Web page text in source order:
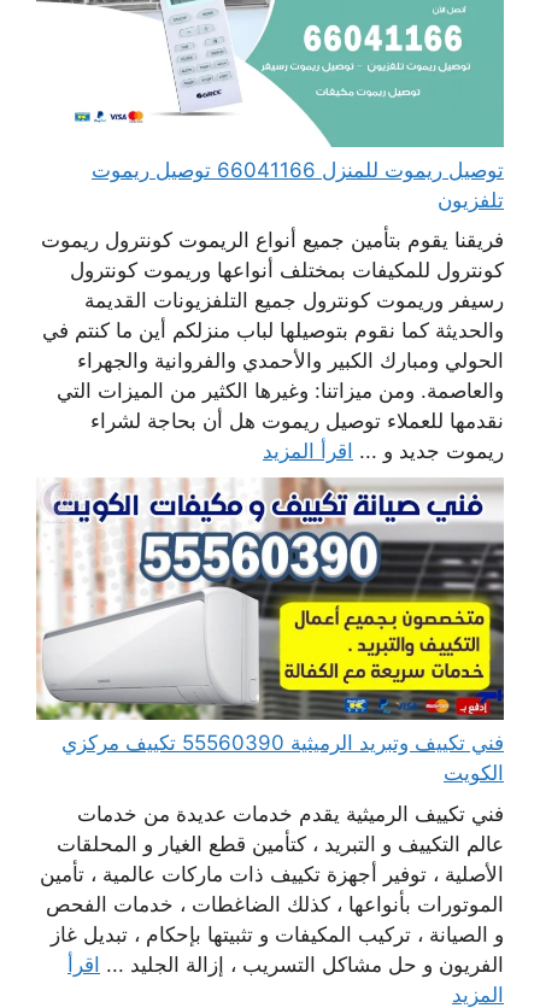
توصيل ريموت للمنزل 66041166 توصيل ريموت
تلفزيون
فريقنا يقوم بتأمين جميع أنواع الريموت كونترول ريموت
كونترول للمكيفات بمختلف أنواعها وريموت كونترول
رسيفر وريموت كونترول جميع التلفزيونات القديمة
والحديثة كما نقوم بتوصيلها لباب منزلكم أين ما كنتم في
الحولي ومبارك الكبير والأحمدي والفروانية والجهراء
والعاصمة. ومن ميزاتنا: وغيرها الكثير من الميزات التي
نقدمها للعملاء توصيل ريموت هل أن بحاجة لشراء
ريموت جديد و ... اقرأ المزيد
فني تكييف وتبريد الرميثية 55560390 تكييف مركزي
الكويت
فني تكييف الرميثية يقدم خدمات عديدة من خدمات
عالم التكييف و التبريد ، كتأمين قطع الغيار و المحلقات
الأصلية ، توفير أجهزة تكييف ذات ماركات عالمية ، تأمين
الموتورات بأنواعها ، كذلك الضاغطات ، خدمات الفحص
و الصيانة ، تركيب المكيفات و تثبيتها بإحكام ، تبديل غاز
الفريون و حل مشاكل التسريب ، إزالة الجليد ... اقرأ
المزيد